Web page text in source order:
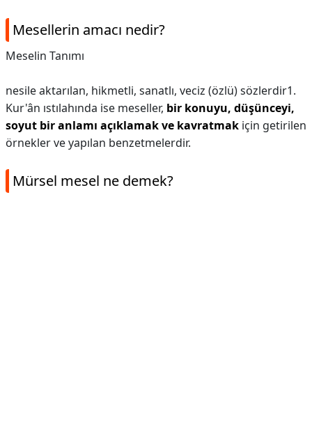
Mesellerin amacı nedir?
Meselin Tanımı
nesile aktarılan, hikmetli, sanatlı, veciz (özlü) sözlerdir1.
Kur'ân ıstılahında ise meseller, bir konuyu, düşünceyi,
soyut bir anlamı açıklamak ve kavratmak için getirilen
örnekler ve yapılan benzetmelerdir.
Mürsel mesel ne demek?